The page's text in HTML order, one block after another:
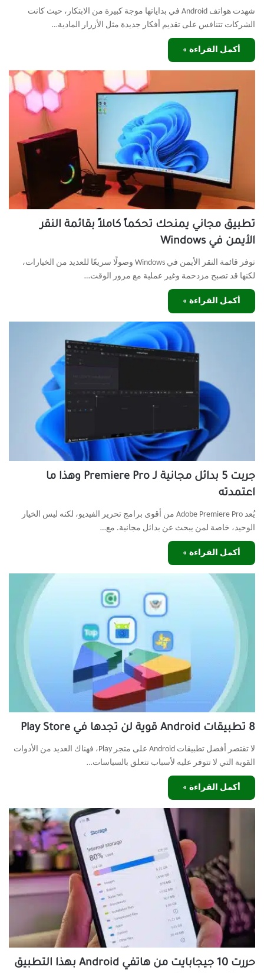
شهدت هواتف Android في بداياتها موجة كبيرة من الابتكار، حيث كانت
الشركات تتنافس على تقديم أفكار جديدة مثل الأزرار المادية…
أكمل القراءة »
تطبيق مجاني يمنحك تحكماً كاملاً بقائمة النقر
الأيمن في Windows
توفر قائمة النقر الأيمن في Windows وصولًا سريعًا للعديد من الخيارات،
لكنها قد تصبح مزدحمة وغير عملية مع مرور الوقت…
أكمل القراءة »
جربت 5 بدائل مجانية لـ Premiere Pro وهذا ما
اعتمدته
يُعد Adobe Premiere Pro من أقوى برامج تحرير الفيديو، لكنه ليس الخيار
الوحيد، خاصة لمن يبحث عن بدائل مجانية. مع…
أكمل القراءة »
8 تطبيقات Android قوية لن تجدها في Play Store
لا تقتصر أفضل تطبيقات Android على متجر Play، فهناك العديد من الأدوات
القوية التي لا تتوفر عليه لأسباب تتعلق بالسياسات…
أكمل القراءة »
حررت 10 جيجابايت من هاتفي Android بهذا التطبيق